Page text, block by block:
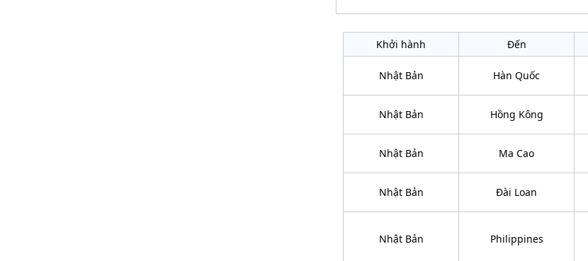
Khởi hành Đến
Nhật Bản Hàn Quốc
Nhật Bản Hồng Kông
Nhật Bản Ma Cao
Nhật Bản Đài Loan
Nhật Bản Philippines